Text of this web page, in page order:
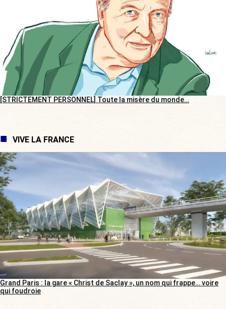
[STRICTEMENT PERSONNEL] Toute la misère du monde…
VIVE LA FRANCE
Grand Paris : la gare « Christ de Saclay », un nom qui frappe… voire
qui foudroie